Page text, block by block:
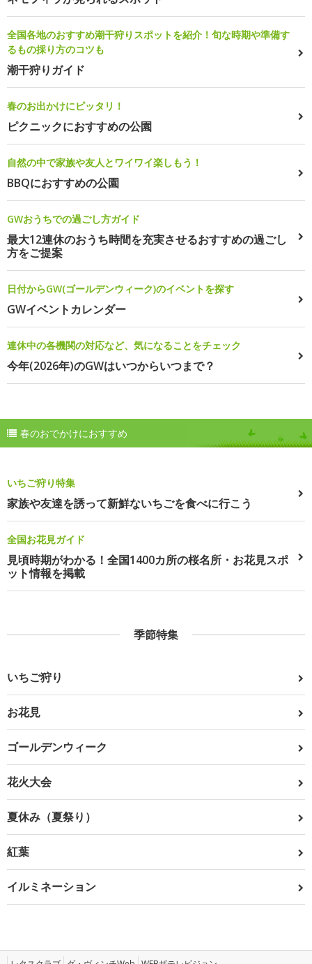
全国各地のおすすめ潮干狩りスポットを紹介！旬な時期や準備す
るもの採り方のコツも
潮干狩りガイド
春のお出かけにピッタリ！
ピクニックにおすすめの公園
自然の中で家族や友人とワイワイ楽しもう！
BBQにおすすめの公園
GWおうちでの過ごし方ガイド
最大12連休のおうち時間を充実させるおすすめの過ごし
方をご提案
日付からGW(ゴールデンウィーク)のイベントを探す
GWイベントカレンダー
連休中の各機関の対応など、気になることをチェック
今年(2026年)のGWはいつからいつまで？
春のおでかけにおすすめ
いちご狩り特集
家族や友達を誘って新鮮ないちごを食べに行こう
全国お花見ガイド
見頃時期がわかる！全国1400カ所の桜名所・お花見スポ
ット情報を掲載
季節特集
いちご狩り
お花見
ゴールデンウィーク
花火大会
夏休み（夏祭り）
紅葉
イルミネーション